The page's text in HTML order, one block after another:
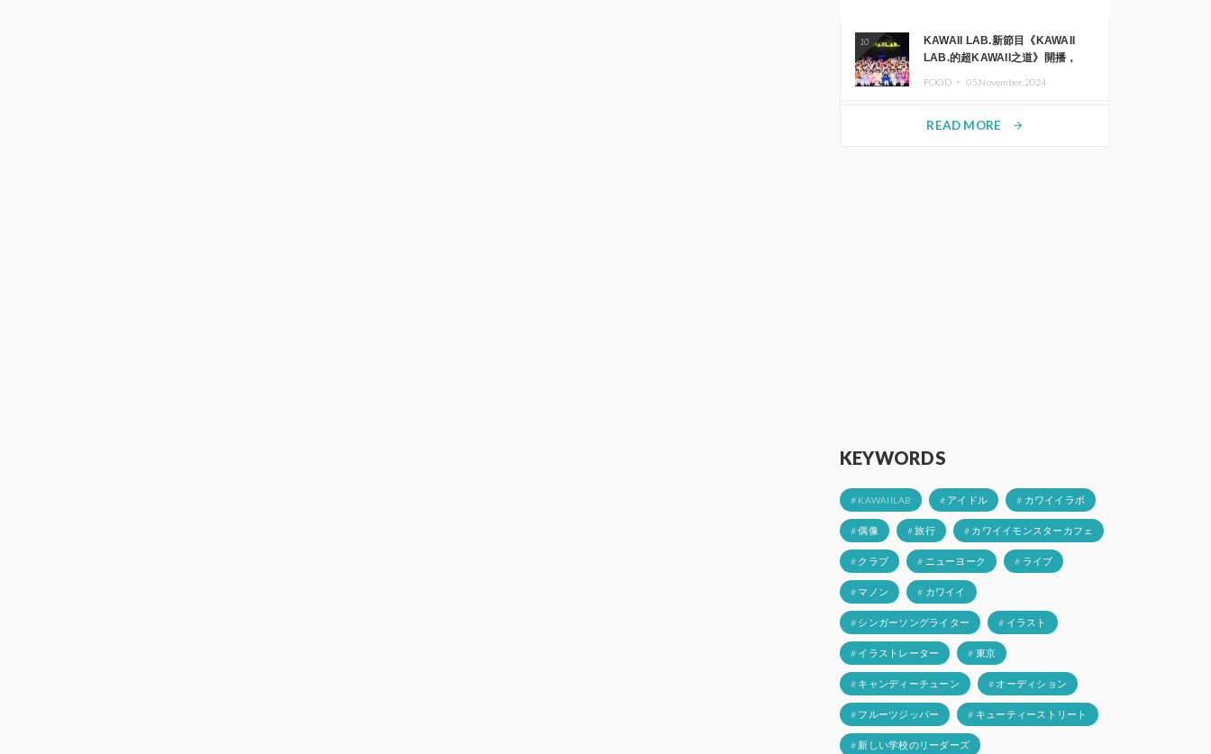
10
KAWAII LAB.新節目《KAWAII
LAB.的超KAWAII之道》開播，
FOOD ・ 05.November.2024
READ MORE arrow_forward
KEYWORDS
# KAWAIILAB # アイドル # カワイイラボ
# 偶像 # 旅行 # カワイイモンスターカフェ
# クラブ # ニューヨーク # ライブ
# マノン # カワイイ
# シンガーソングライター # イラスト
# イラストレーター # 東京
# キャンディーチューン # オーディション
# フルーツジッパー # キューティーストリート
# 新しい学校のリーダーズ